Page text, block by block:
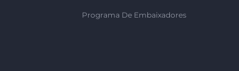
Programa De Embaixadores